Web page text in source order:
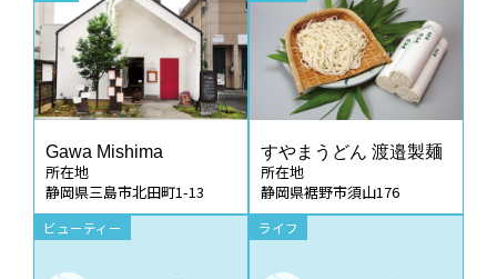
Gawa Mishima
所在地
静岡県三島市北田町1-13
すやまうどん 渡邉製麺
所在地
静岡県裾野市須山176
ビューティー ライフ